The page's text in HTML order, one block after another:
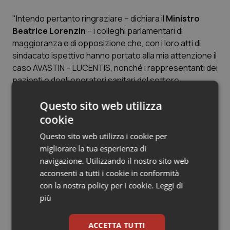
Veneto
Oncoematologia
Oncologia & Nutrizione
Psoriasi & pelle
Quotidiano Cardiologia
Quotidiano Chirurgia
Quotidiano Oncologia
Quotidiano Pediatria
Rene & patologie urogenitali
"Intendo pertanto ringraziare – dichiara il Ministro
Beatrice Lorenzin – i colleghi parlamentari di
maggioranza e di opposizione che, con i loro atti di
sindacato ispettivo hanno portato alla mia attenzione il
caso AVASTIN – LUCENTIS, nonché i rappresentanti dei
pazienti e degli operatori sanitari del settore,
mie prerogative di Ministro della Salute affinché si
faccia completa luce sulla vicenda e vengano adottate
salute dei pazienti".
Articoli correlati:
Antitrust. Maximulta di oltre 90 milioni ciascuno a
Roche e Novartis per il caso “Avastin”. “Illeciti
Questo sito web utilizza
cookie
Questo sito web utilizza i cookie per
migliorare la tua esperienza di
navigazione. Utilizzando il nostro sito web
acconsenti a tutti i cookie in conformità
con la nostra policy per i cookie. Leggi di
più
ACCETTA TUTTI